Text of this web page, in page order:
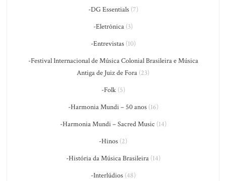
-DG Essentials(7)
-Eletrônica (3)
-Entrevistas(10)
-Festival Internacional de Música Colonial Brasileira e Música
Antiga de Juiz de Fora (23)
-Folk(5)
-Harmonia Mundi – 50 anos(16)
-Harmonia Mundi – Sacred Music (14)
-Hinos (2)
-História da Música Brasileira(14)
-Interlúdios(48)